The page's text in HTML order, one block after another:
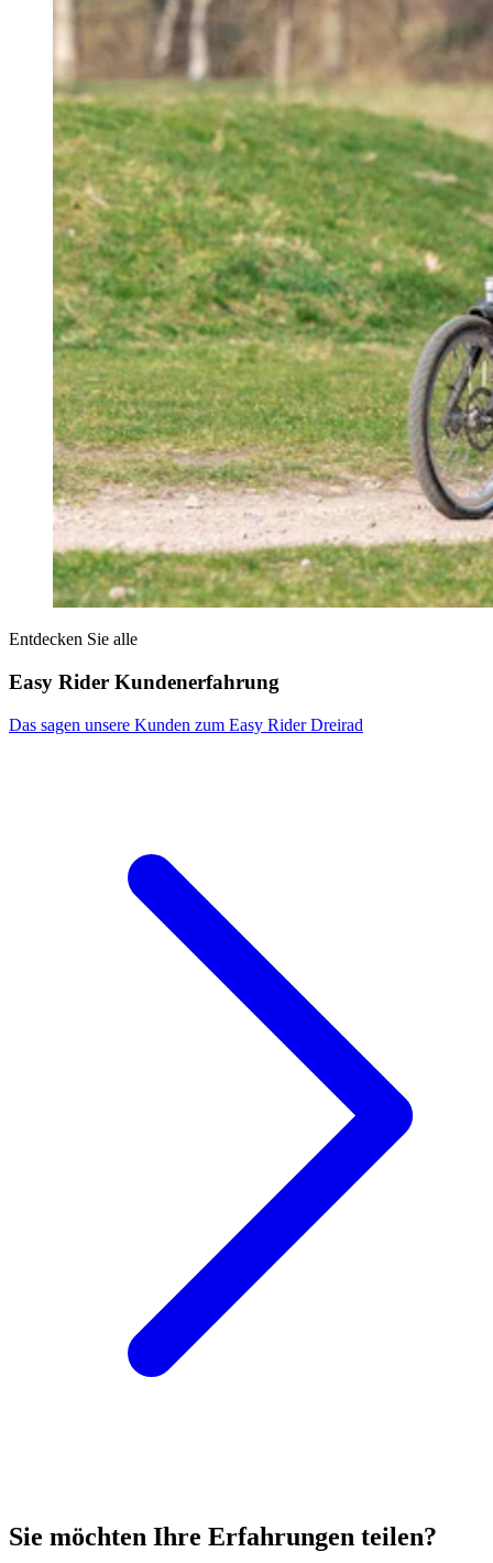
Entdecken Sie alle
Easy Rider Kundenerfahrung
Das sagen unsere Kunden zum Easy Rider Dreirad
Sie möchten Ihre Erfahrungen teilen?